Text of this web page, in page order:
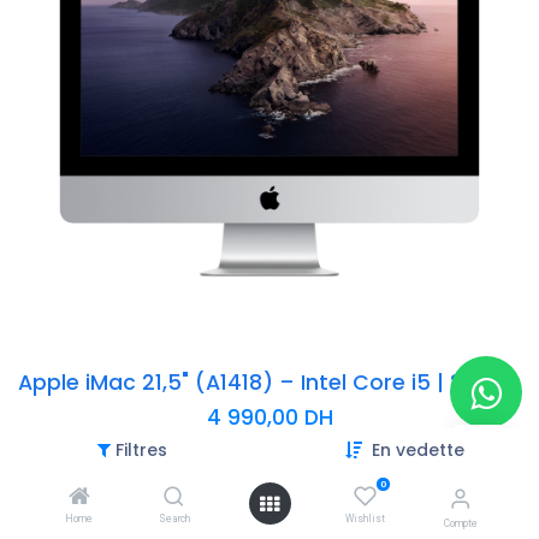
Filtres En vedette
Home Search
0
Wishlist Compte
Apple iMac 21,5" (A1418) – Intel Core i5 | 8 Go RAM | 1 To | Graphics 6000 | Argent
4 990,00 DH
-Processeur : Intel Core i5 (A1418)
-Mémoire : 8 Go DDR3 (selon modèle)
-Stockage : 1 To (SSD)